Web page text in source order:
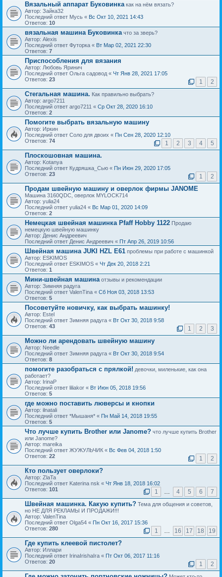
Вязальный аппарат Буковинка как на нём вязать?
Автор: Зайка32
Последний ответ Мусь « Вс Окт 10, 2021 14:43
Ответов: 10
вязальная машина Буковинка что за зверь?
Автор: Alexis
Последний ответ Футорка « Вт Мар 02, 2021 22:30
Ответов: 7
Приспособления для вязания
Автор: Любовь Яринич
Последний ответ Ольга садовод « Чт Янв 28, 2021 17:05
Ответов: 23 1 2
Стегальная машина. Как правильно выбрать?
Автор: argo7211
Последний ответ argo7211 « Ср Окт 28, 2020 16:10
Ответов: 2
Помогите выбрать вязальную машину
Автор: Иркин
Последний ответ Соло для двоих « Пн Сен 28, 2020 12:10
Ответов: 74 1 2 3 4 5
Плоскошовная машина.
Автор: Kotanya
Последний ответ Кудряшка_Сью « Пн Июн 29, 2020 17:05
Ответов: 23 1 2
Продам швейную машину и оверлок фирмы JANOME
Машина 3160QDC, оверлок MYLOCK714
Автор: yulia24
Последний ответ yulia24 « Вс Мар 01, 2020 14:09
Ответов: 2
Немецкая швейная машинка Pfaff Hobby 1122 Продаю
немецкую швейную машинку
Автор: Денис Андреевич
Последний ответ Денис Андреевич « Пт Апр 26, 2019 10:56
Швейная машина JUKI HZL E61 проблемы при работе с машинкой
Автор: ESKIMOS
Последний ответ ESKIMOS « Чт Дек 20, 2018 2:21
Ответов: 1
Мини-швейная машина отзывы и рекомендации
Автор: Зимняя радуга
Последний ответ ValenTina « Сб Ноя 03, 2018 13:53
Ответов: 5
Посоветуйте новичку, как выбрать машинку!
Автор: Estel
Последний ответ Зимняя радуга « Вт Окт 30, 2018 9:58
Ответов: 43 1 2 3
Можно ли арендовать швейную машину
Автор: Needle
Последний ответ Зимняя радуга « Вт Окт 30, 2018 9:54
Ответов: 8
помогите разобраться с прялкой! девочки, миленькие, как она
работает?
Автор: IrinaP
Последний ответ liliakor « Вт Июн 05, 2018 19:56
Ответов: 5
где можно поставить люверсы и кнопки
Автор: ilnatali
Последний ответ *Мышаня* « Пн Май 14, 2018 19:55
Ответов: 5
Что лучше купить Brother или Janome? что лучше купить Brother
или Janome?
Автор: mareika
Последний ответ ЖУЖУЛЬЧИК « Вс Фев 04, 2018 1:50
Ответов: 22 1 2
Кто пользует оверлоки?
Автор: ZlaTa
Последний ответ Katerina nsk « Чт Янв 18, 2018 16:02
Ответов: 101 1 … 4 5 6 7
Швейная машинка. Какую купить? Тема для общения и советов,
но НЕ ДЛЯ РЕКЛАМЫ И ПРОДАЖИ!!!
Автор: ValenTina
Последний ответ Olga54 « Пн Окт 16, 2017 15:36
Ответов: 280 1 … 16 17 18 19
Где купить клеевой пистолет?
Автор: Иллари
Последний ответ IrinaIrishaIra « Пт Окт 06, 2017 11:16
Ответов: 20 1 2